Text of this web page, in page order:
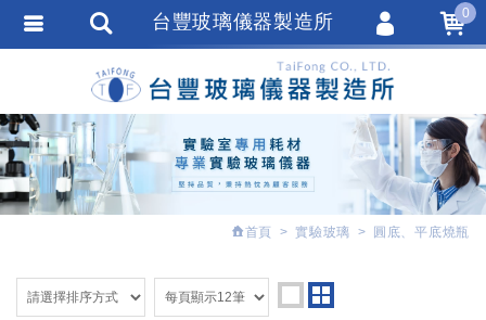
首頁 實驗玻璃 圓底、平底燒瓶
台豐玻璃儀器製造所 0
會員登入
會員註冊
忘記密碼
訂單查詢
追蹤清單
繁體中文